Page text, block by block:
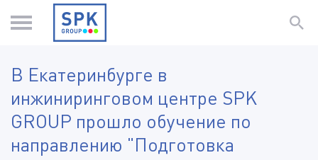
В Екатеринбурге в
инжиниринговом центре SPK
GROUP прошло обучение по
направлению "Подготовка